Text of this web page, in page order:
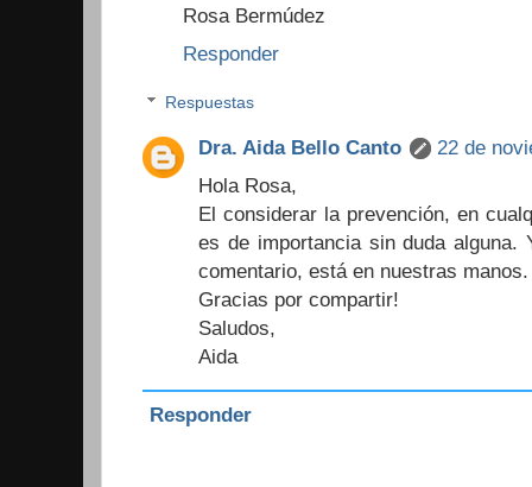
Rosa Bermúdez
Responder
Respuestas
Dra. Aida Bello Canto
22 de
Hola Rosa,
El considerar la prevención, en
es de importancia sin duda alguna.
comentario, está en nuestras manos.
Gracias por compartir!
Saludos,
Aida
Responder